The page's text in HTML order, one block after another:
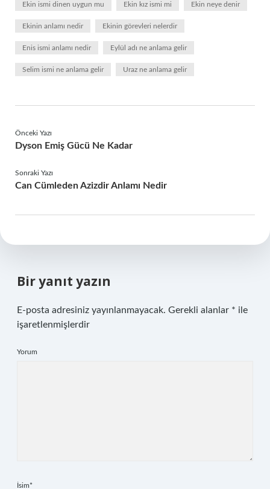
Ekin ismi dinen uygun mu Ekin kız ismi mi Ekin neye denir
Ekinin anlamı nedir Ekinin görevleri nelerdir
Enis ismi anlamı nedir Eylül adı ne anlama gelir
Selim ismi ne anlama gelir Uraz ne anlama gelir
Önceki Yazı
Dyson Emiş Gücü Ne Kadar
Sonraki Yazı
Can Cümleden Azizdir Anlamı Nedir
Bir yanıt yazın
E-posta adresiniz yayınlanmayacak. Gerekli alanlar * ile
işaretlenmişlerdir
Yorum
İsim*